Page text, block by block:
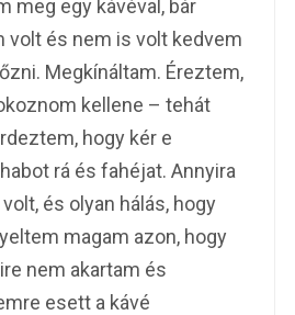
meg egy kávéval, bár
volt és nem is volt kedvem
Megkínáltam. Éreztem,
kellene – tehát
hogy kér e
rá és fahéjat. Annyira
és olyan hálás, hogy
magam azon, hogy
nem akartam és
esett a kávé